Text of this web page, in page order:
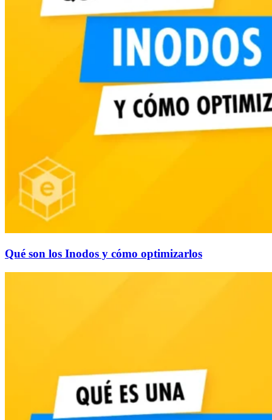
Qué son los Inodos y cómo optimizarlos